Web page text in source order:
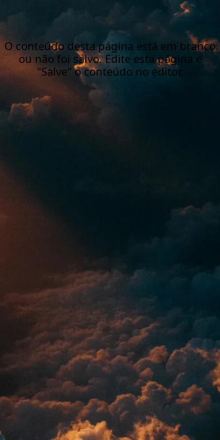
O conteúdo desta página está em branco
ou não foi salvo. Edite esta página e
"Salve" o conteúdo no editor.